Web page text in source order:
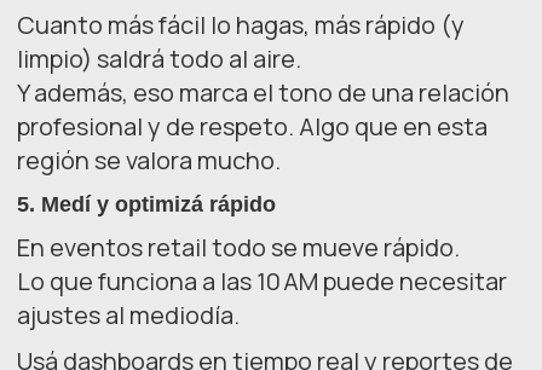
Cuanto más fácil lo hagas, más rápido (y
limpio) saldrá todo al aire.
Y además, eso marca el tono de una relación
profesional y de respeto. Algo que en esta
región se valora mucho.
5. Medí y optimizá rápido
En eventos retail todo se mueve rápido.
Lo que funciona a las 10 AM puede necesitar
ajustes al mediodía.
Usá dashboards en tiempo real y reportes de